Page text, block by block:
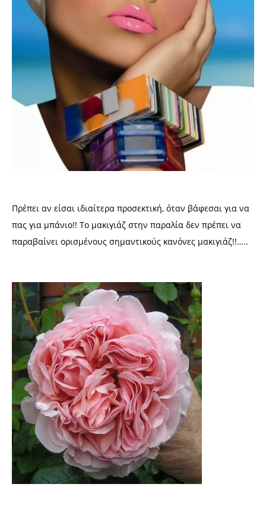
Πρέπει αν είσαι ιδιαίτερα προσεκτική, όταν βάφεσαι για να
πας για μπάνιο!! Το μακιγιάζ στην παραλία δεν πρέπει να
παραβαίνει ορισμένους σημαντικούς κανόνες μακιγιάζ!!…..